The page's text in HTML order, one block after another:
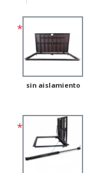
sin aislamiento